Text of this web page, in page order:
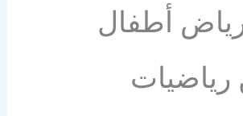
أطفال
رياضيات